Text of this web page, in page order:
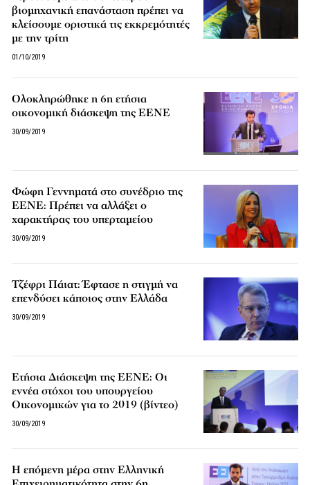
βιομηχανική επανάσταση πρέπει να
κλείσουμε οριστικά τις εκκρεμότητές
με την τρίτη
01/10/2019
Ολοκληρώθηκε η 6η ετήσια
οικονομική διάσκεψη της ΕΕΝΕ
30/09/2019
Φώφη Γεννηματά στο συνέδριο της
ΕΕΝΕ: Πρέπει να αλλάξει ο
χαρακτήρας του υπερταμείου
30/09/2019
Τζέφρι Πάιατ: Έφτασε η στιγμή να
επενδύσει κάποιος στην Ελλάδα
30/09/2019
Ετήσια Διάσκεψη της ΕΕΝΕ: Οι
εννέα στόχοι του υπουργείου
Οικονομικών για το 2019 (βίντεο)
30/09/2019
Η επόμενη μέρα στην Ελληνική